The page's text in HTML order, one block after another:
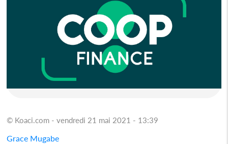
© Koaci.com - vendredi 21 mai 2021 - 13:39
Grace Mugabe